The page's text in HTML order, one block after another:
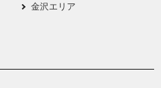
金沢エリア